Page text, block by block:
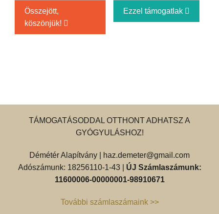
Összejött,
köszönjük!
Ezzel támogatlak
TÁMOGATÁSODDAL OTTHONT ADHATSZ A
GYÓGYULÁSHOZ!
Démétér Alapítvány |
haz.demeter@gmail.com
Adószámunk: 18256110-1-43 | ÚJ Számlaszámunk:
11600006-00000001-98910671
További számlaszámaink >>